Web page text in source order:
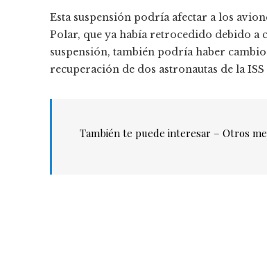
Esta suspensión podría afectar a los
Polar, que ya había retrocedido debido a
suspensión, también podría haber
recuperación de dos astronautas de la
También te puede interesar – Otros